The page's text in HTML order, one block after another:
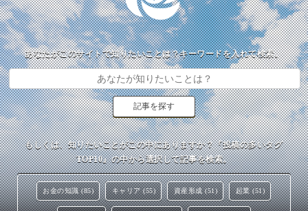
あなたがこのサイトで知りたいことは？キーワードを入れて検索。
もしくは、知りたいことがこの中にありますか？『投稿の多いタグ
TOP10』の中から選択して記事を検索。
お金の知識 (85) キャリア (55) 資産形成 (51) 起業 (51)